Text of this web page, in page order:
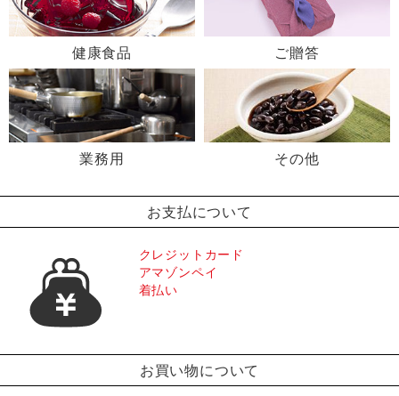
健康食品 ご贈答
業務用 その他
お支払について
クレジットカード
アマゾンペイ
着払い
お買い物について